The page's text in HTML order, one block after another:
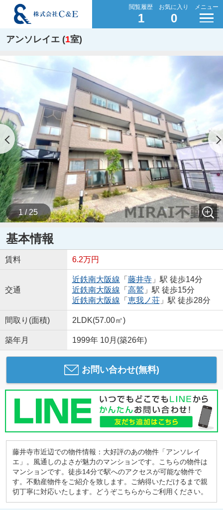
閲覧履歴
1
お気に入り
0
メニュー
アンソレイエ (1室)
1 / 25
基本情報
賃料 6.2万円
交通
近鉄南大阪線 「 藤井寺」駅 徒歩14分
近鉄南大阪線 「 高鷲」駅 徒歩15分
近鉄南大阪線 「 恵我ノ荘」駅 徒歩28分
間取り(面積) 2LDK(57.00㎡)
築年月 1999年 10月(築26年)
お問い合わせ(無料)
藤井寺市近辺での物件情報：大好評のあの物件「アンソレイ
エ」。風通しのよさが魅力のマンションです。こちらの物件は
マンションです。徒歩14分で駅へのアクセスが可能な物件で
す。不動産物件をご紹介を致します。ご納得いただけるまで親
切丁寧に対応いたします。どうぞこちらからご利用ください。